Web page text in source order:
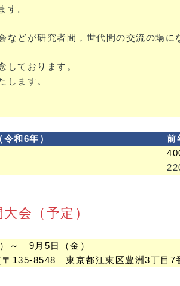
す。
どが研究者間，世代間の交流の場に
しております。
します。
和6年）
前
会（予定）
～ 9月5日（金）
〒135-8548 東京都江東区豊洲3丁目7